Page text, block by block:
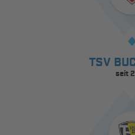
TSV
seit